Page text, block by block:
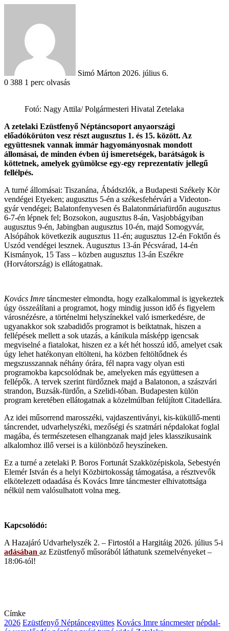
Simó Márton 2026. július 6.
0 388 1 perc olvasás
Fotó: Nagy Attila/ Polgármesteri Hivatal Zetelaka
A zetelaki Ezüstfenyő Néptáncsoport anyaországi
előadókörúton vesz részt augusztus 1. és 15. között. Az
együttesnek vannak immár hagyományosnak mondott
állomásai, de minden évben új ismeretségek, barátságok is
köttetnek, amelyek gyümölcse egy-egy reprezentatív jellegű
fellélpés.
A turné állomásai: Tiszanána, Ábádszlók, a Budapesti Székely Kör
vendégei Etyeken; augusztus 5-én a székesfehérvári a Videoton-
gyár vendégei; Balatonfenyvesen és Balatonmáriafürdőn augusztus
6-7-én lépnek fel; Bozsokon, augusztus 8-án, Vasjobbágyiban
augusztus 9-én, Jabingban augusztus 10-én, majd Somogyvár,
Alsópáhok következik augusztus 11-én; augusztus 12-én Foktőn és
Uszód vendégei lesznek. Augusztus 13-án Pécsvárad, 14-én
Kismányok, 15 Tass – közben augusztus 13-án Eszékre
(Horvátország) is ellátogatnak.
Kovács Imre táncmester elmondta, hogy ezalkalommal is igyekeztek
úgy összeálítani a programot, hogy mindig jusson idő és figyelem
városnézésre, a történelmi helyszínekkel való ismerkedésre, de
ugyanakkor sok szabadidős programot is beiktatnak, hiszen a
fellépések mellett a sok utazás, a kánikula másképp igencsak
megviselné a fiatalokat, hiszen ez a két hét hosszú idő, amelyet csak
úgy lehet hatékonyan eltölteni, ha közben feltöltődnek és
megszusszannak néhány órára, fél napra vagy olyan esti
programokba kapcsolódnak be, amelyeken más együttesen a
fellépők. A tervek szerint fürdőznek majd a Balatonon, a szászvári
strandon, Buzsák-fürdőn, a Szelidi-tóban. Budapesten külön
program keretében ellátogatnak a közelmúlban felújított Citadellára.
Az idei műsorrend marosszéki, vajdaszentiványi, kis-küküllő-menti
táncrendet, udvarhelyszéki, mezőségi és szatmári népdalokat foglal
magába, és természetesen elhangzanak majd jeles klasszikusaink
alkalomhoz illő versei is a különböző heyszíneken.
Ez a turné a zetelaki P. Boros Fortunát Szakközépiskola, Sebestyén
Elemér István és a helyi Közbirtokosság támogatása, a résztvevők
elkötelezett odaadása és Kovács Imre táncmester elhivatottsága
nélkül nem valósulhatott volna meg.
Kapcsolódó:
A Hazajáró Udvarhelyszék 2. – Firtostól a Hargitáig 2026. július 5-i
adásában az Ezüstfenyő műsorából láthatunk szemelvényeket –
18:06-tól!
Címke
2026 Ezüstfenyő Néptáncegyüttes Kovács Imre táncmester népdal-